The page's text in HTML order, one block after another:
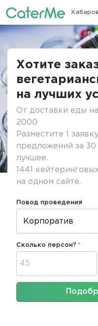
Хотите
на лучших
От доставки еды
2000
Разместите 1
предложений за
лучшее.
1441
на одном сайте.
Повод проведения
Сколько персон?